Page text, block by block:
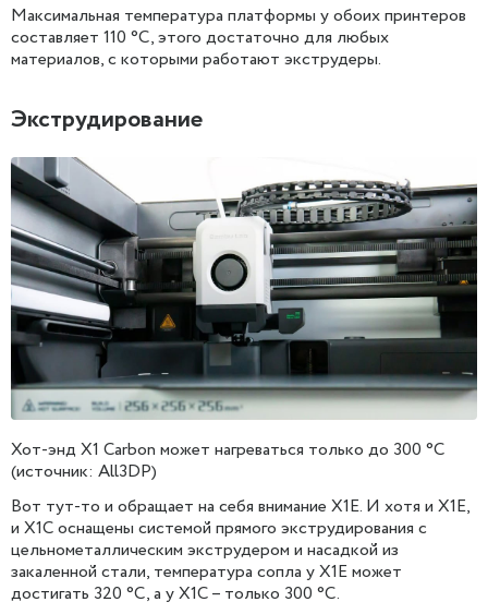
Максимальная температура платформы у обоих принтеров
составляет 110 °C, этого достаточно для любых
материалов, с которыми работают экструдеры.
Экструдирование
Хот-энд X1 Carbon может нагреваться только до 300 °C
(источник: All3DP)
Вот тут-то и обращает на себя внимание X1E. И хотя и X1E,
и X1C оснащены системой прямого экструдирования с
цельнометаллическим экструдером и насадкой из
закаленной стали, температура сопла у X1E может
достигать 320 °C, а у X1C – только 300 °C.